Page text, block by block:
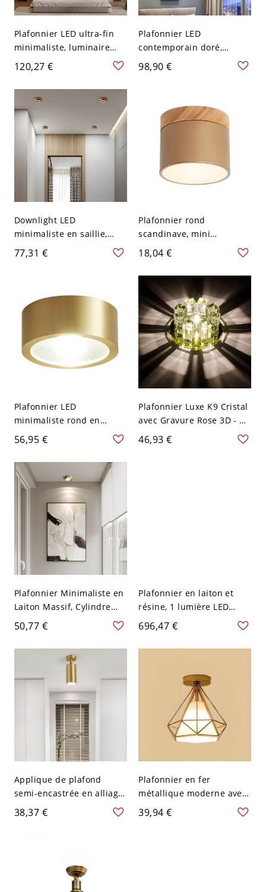
Plafonnier LED ultra-fin
minimaliste, luminaire
rond à profil bas avec
bordure électroplaquée -
Blanc Or 30,48 cm 110 V-
120 V
120,27 €
Plafonnier LED
contemporain doré,
luminaire encastré extra-
plat avec éclairage
Blanc
98,90 €
Downlight LED
minimaliste en saillie,
spot de plafond rond en
aluminium avec lentille
77,31 €
Plafonnier rond
scandinave, mini
plafonnier encastré 4
pouces avec accent en
bois pour couloir - 110 V-
120 V Or
18,04 €
Plafonnier LED
minimaliste rond en
saillie, spot cylindrique en
aluminium - 110 V-120 V
Or 8,89 cm Blanc
56,95 €
Plafonnier Luxe K9 Cristal
avec Gravure Rose 3D - Or
110 V-120 V
46,93 €
Plafonnier Minimaliste en
Laiton Massif, Cylindre
LED Anti-Éblouissement -
110 V-120 V 7,62 cm Blanc
50,77 €
Plafonnier en laiton et
résine, 1 lumière LED
simple câblée pour usage
résidentiel, 110V-120V,
31,5", Trois niveaux
chaude/blanche/neutre
de gradation)
696,47 €
Applique de plafond
semi-encastrée en alliage
à 1 lumière bi-pin avec
abat-jour en métal
38,37 €
Plafonnier en fer
métallique moderne avec
abat-jour en fer, 1 lumière
LED/incandescente/fluore
39,94 €